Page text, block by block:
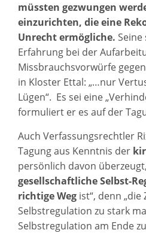
müssten gezwungen
einzurichten, die eine
Unrecht ermögliche.
Erfahrung bei der
Missbrauchsvorwürfe
in Kloster Ettal: „…nur
Lügen“. Es sei eine
formuliert er es auf der
Auch Verfassungsrechtler
Tagung aus Kenntnis der
persönlich davon
gesellschaftliche Selbst-
richtige Weg ist“, denn
Selbstregulation zu stark
Selbstregulation am Ende